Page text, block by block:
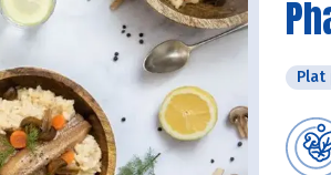
Plat